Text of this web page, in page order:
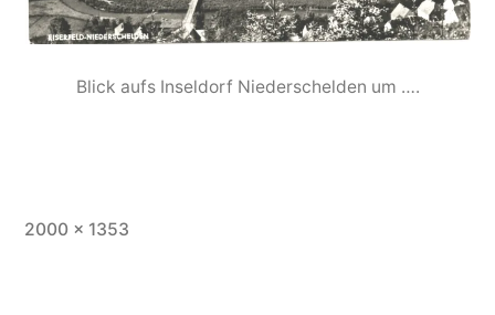
Blick aufs Inseldorf Niederschelden um ….
2000 × 1353